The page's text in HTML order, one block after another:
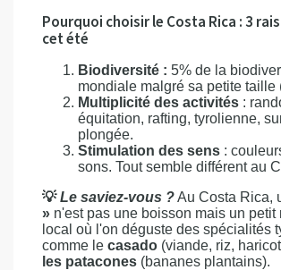
Pourquoi choisir le Costa Rica : 3
cet été
Biodiversité : 5% de la
mondiale malgré sa petite taille
Multiplicité des activités :
équitation, rafting, tyrolienne,
plongée.
Stimulation des sens :
sons. Tout semble différent au
💡Le saviez-vous ?Au Costa Rica,
» n'est pas une boisson mais un petit
local où l'on déguste des spécialités
comme le casado (viande, riz,
les patacones (bananes plantains).